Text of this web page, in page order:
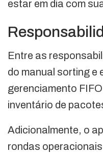
estar em dia com
Entre as
do manual sorting e
gerenciamento
inventário de
Adicionalmente, o
rondas